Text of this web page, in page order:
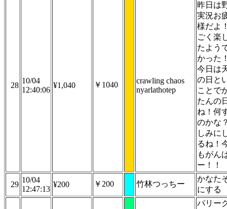
28
10/04
12:40:06
¥1,040 ￥1040
crawling chaos
nyarlathotep
昨日は
実況お
様だよ
ごく楽
たよう
かった
今日は
の日と
ことで
たんの
ね！何
のかな
しみに
るね！
もがん
ー！！
29
10/04
12:47:13
¥200 ￥200 竹林つっちー
かなた
にする
パリー